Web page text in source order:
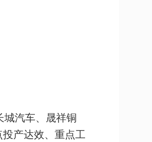
城汽车、晟祥铜
产达效、重点工